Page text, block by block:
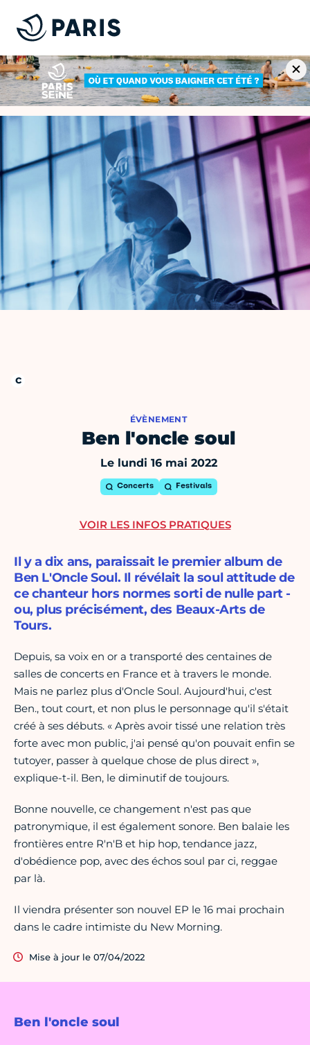
ÉVÈNEMENT
Ben l'oncle soul
Le lundi 16 mai 2022
Concerts Festivals
Ben l'oncle soul
Il y a dix ans, paraissait le premier album de
Ben L'Oncle Soul. Il révélait la soul attitude de
ce chanteur hors normes sorti de nulle part -
ou, plus précisément, des Beaux-Arts de
Tours.
Depuis, sa voix en or a transporté des centaines de
salles de concerts en France et à travers le monde.
Mais ne parlez plus d'Oncle Soul. Aujourd'hui, c'est
Ben., tout court, et non plus le personnage qu'il s'était
créé à ses débuts. « Après avoir tissé une relation très
forte avec mon public, j'ai pensé qu'on pouvait enfin se
tutoyer, passer à quelque chose de plus direct »,
explique-t-il. Ben, le diminutif de toujours.
Bonne nouvelle, ce changement n'est pas que
patronymique, il est également sonore. Ben balaie les
frontières entre R'n'B et hip hop, tendance jazz,
d'obédience pop, avec des échos soul par ci, reggae
par là.
Il viendra présenter son nouvel EP le 16 mai prochain
dans le cadre intimiste du New Morning.
Mise à jour le 07/04/2022
VOIR LES INFOS PRATIQUES